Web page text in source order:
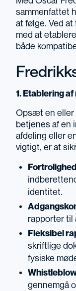
sammenfattet
at følge. Ved
med at
både
1. Etablering
Opsæt en eller
betjenes af en
afdeling eller
vigtigt, er at
identitet.
rapporter til
Fleksibel
skriftlige
fysiske
gennemgå